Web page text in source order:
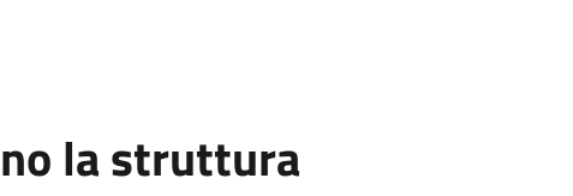
la struttura